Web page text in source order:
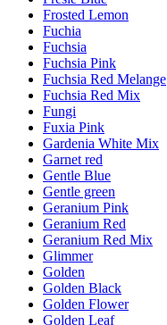
Frosted Lemon
Fuchia
Fuchsia
Fuchsia Pink
Fuchsia Red Melange
Fuchsia Red Mix
Fungi
Fuxia Pink
Gardenia White Mix
Garnet red
Gentle Blue
Gentle green
Geranium Pink
Geranium Red
Geranium Red Mix
Glimmer
Golden
Golden Black
Golden Flower
Golden Leaf